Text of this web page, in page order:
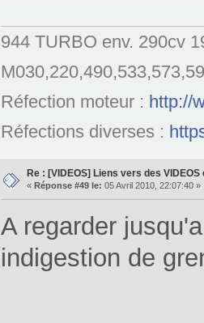
944 TURBO env. 290cv
Réfection moteur : http://
Réfections diverses :
Re : [VIDEOS] Liens vers des
« Réponse #49 le: 05 Avril 2010, 22:07:40 »
A regarder
indigestion de